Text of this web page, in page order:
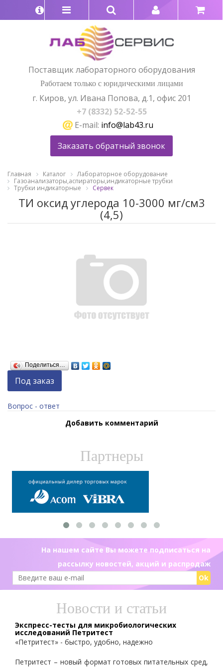
Поставщик лабораторного оборудования
Работаем только с юридическими лицами
г. Киров, ул. Ивана Попова, д.1, офис 201
+7 (8332) 52-52-55
E-mail: info@lab43.ru
Заказать обратный звонок
Главная Каталог
Лабораторное оборудование
Газоанализаторы,аспираторы,индикаторные трубки
Трубки индикаторные
Сервек
ТИ оксид углерода 10-3000 мг/см3
(4,5)
Поделиться…
Под заказ
Вопрос - ответ
Добавить комментарий
Партнеры
На нашем сайте Вы можете подписаться на
рассылку новостей, акций и распродаж
Ok
Новости и статьи
Экспресс-тесты для микробиологических
исследований Петритест
«Петритест» - быстро, удобно, надежно
Петритест – новый формат готовых питательных сред,